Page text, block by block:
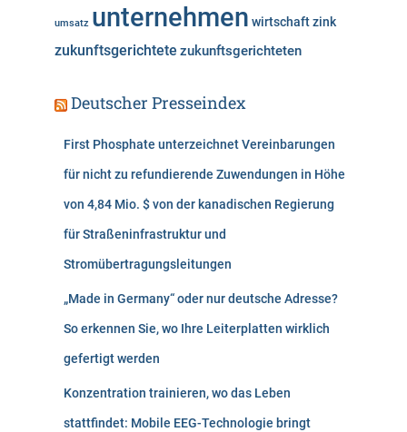
umsatz unternehmen wirtschaftzink
zukunftsgerichtete zukunftsgerichteten
Deutscher Presseindex
First Phosphate unterzeichnet Vereinbarungen
für nicht zu refundierende Zuwendungen in Höhe
von 4,84 Mio. $ von der kanadischen Regierung
für Straßeninfrastruktur und
Stromübertragungsleitungen
„Made in Germany“ oder nur deutsche Adresse?
So erkennen Sie, wo Ihre Leiterplatten wirklich
gefertigt werden
Konzentration trainieren, wo das Leben
stattfindet: Mobile EEG-Technologie bringt